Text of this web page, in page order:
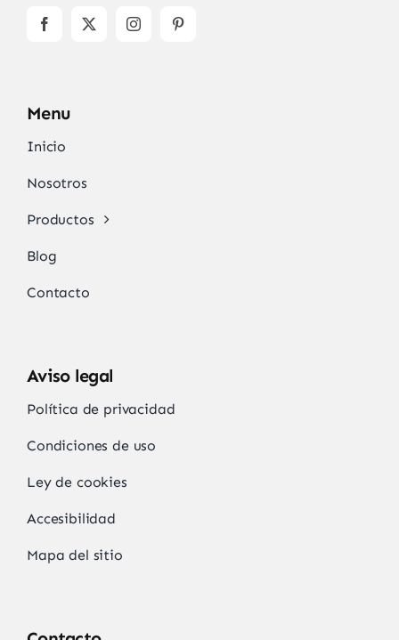
Menu
Inicio
Nosotros
Productos
Blog
Contacto
Aviso legal
Política de privacidad
Condiciones de uso
Ley de cookies
Accesibilidad
Mapa del sitio